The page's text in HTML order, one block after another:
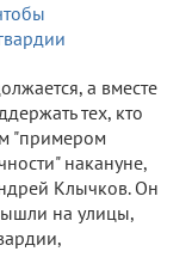
а вместе
тех, кто
"примером
накануне,
Клычков. Он
на улицы,